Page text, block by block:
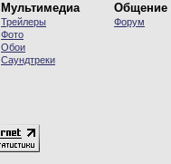
Мультимедиа
Трейлеры
Фото
Обои
Саундтреки
Общение
Форум